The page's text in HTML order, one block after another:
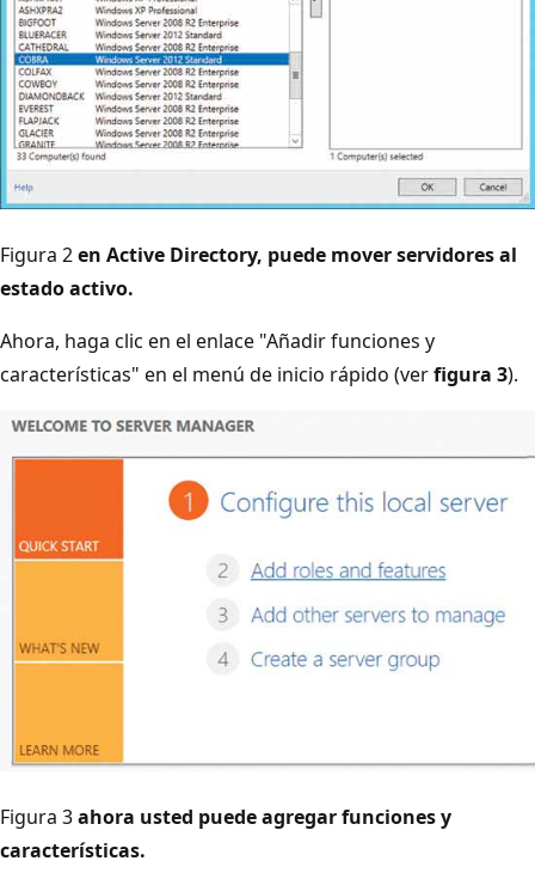
Figura 2en Active Directory, puede mover servidores al
estado activo.
Ahora, haga clic en el enlace "Añadir funciones y
características" en el menú de inicio rápido (verfigura 3).
Figura 3ahora usted puede agregar funciones y
características.